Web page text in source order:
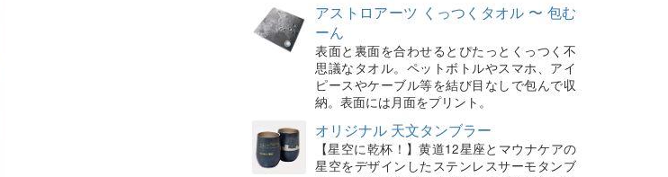
アストロアーツ くっつくタオル 〜 包む
ーん
表面と裏面を合わせるとぴたっとくっつく不
思議なタオル。ペットボトルやスマホ、アイ
ピースやケーブル等を結び目なしで包んで収
納。表面には月面をプリント。
オリジナル 天文タンブラー
【星空に乾杯！】黄道12星座とマウナケアの
星空をデザインしたステンレスサーモタンブ